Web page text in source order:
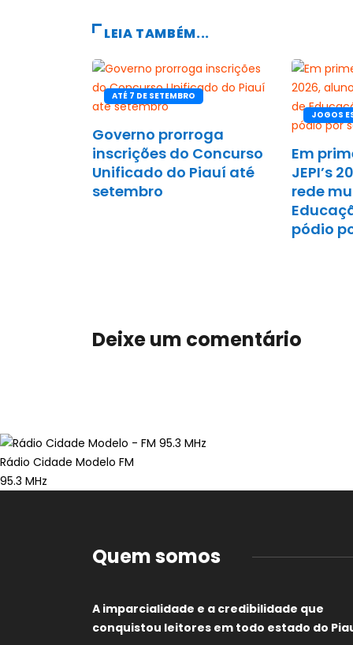
LEIA TAMBÉM...
ATÉ 7 DE SETEMBRO
Governo prorroga
inscrições do Concurso
Unificado do Piauí até
setembro
JOGOS
Em
JEPI’s
rede
pódio
Deixe um comentário
Rádio Cidade Modelo FM
95.3 MHz
Quem somos
A imparcialidade e a credibilidade que
conquistou leitores em todo estado do